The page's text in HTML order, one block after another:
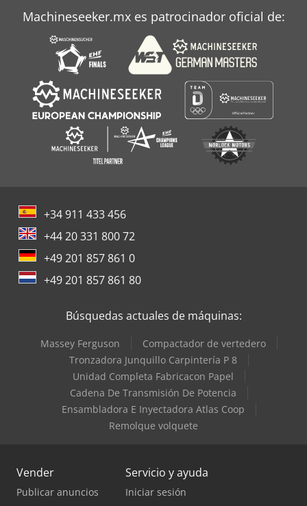
Atlas Copco Xas 90
Machineseeker.mx es patrocinador oficial de:
+34 911 433 456
+44 20 331 800 72
+49 201 857 861 0
+49 201 857 861 80
Búsquedas actuales de máquinas:
Massey Ferguson
Compactador de vertedero
Tronzadora Junquillo Carpintería P 8
Unidad Completa Fabricacon Papel
Cadena De Transmisión De Potencia
Ensambladora E Inyectadora Atlas Coop
Remolque volquete
Vender
Publicar anuncios
Servicio y ayuda
Iniciar sesión